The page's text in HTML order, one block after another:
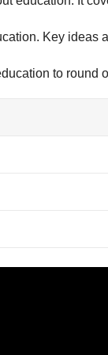
Key ideas
to round